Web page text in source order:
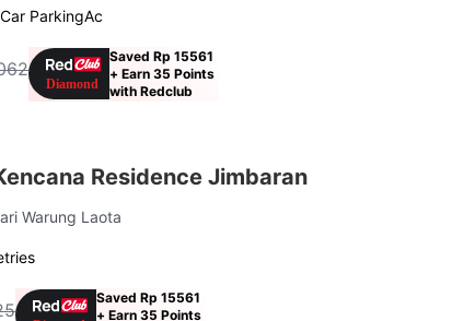
Car ParkingAc
Saved Rp 15561
+ Earn 35 Points
with Redclub
Residence Jimbaran
Warung Laota
Saved Rp 15561
+ Earn 35 Points